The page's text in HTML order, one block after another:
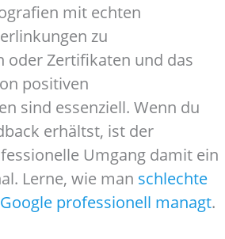
mit echten
zu
oder Zertifikaten und das
positiven
sind essenziell. Wenn du
erhältst, ist der
Umgang damit ein
Lerne, wie man schlechte
professionell managt.